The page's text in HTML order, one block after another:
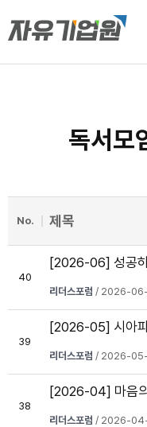
독서모
No. 제목
40
[2026-06] 성공
리더스포럼 / 2026-
39
[2026-05] 시아
리더스포럼 / 2026-
38
[2026-04] 마음
리더스포럼 / 2026-